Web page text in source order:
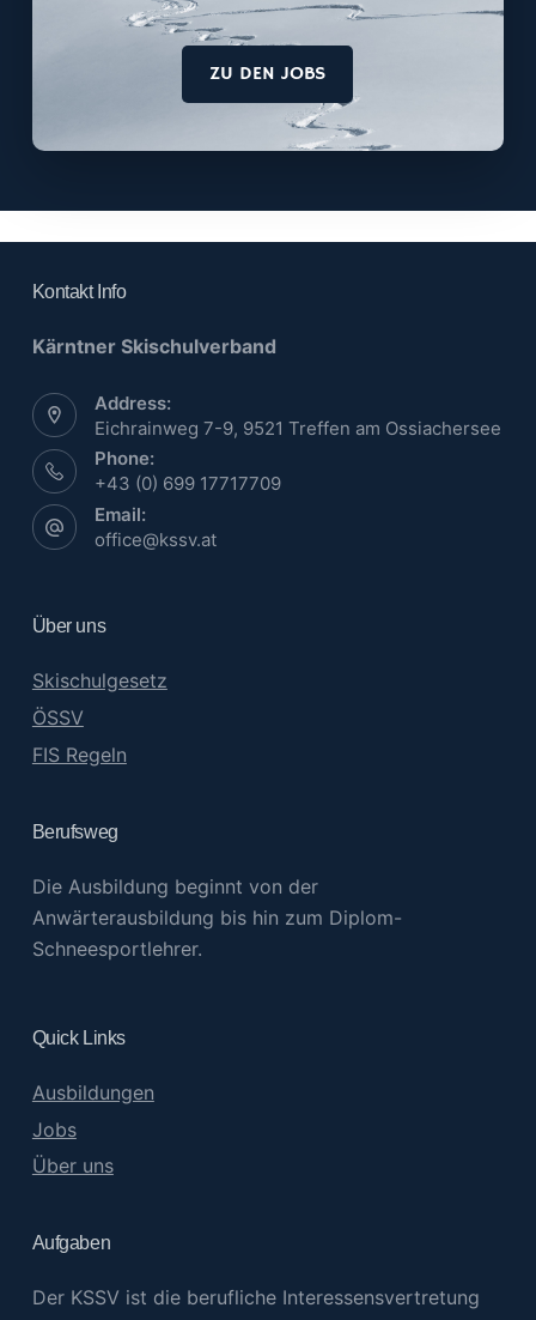
ZU DEN JOBS
Kontakt Info
Kärntner Skischulverband
Address:
Eichrainweg 7-9, 9521 Treffen am Ossiachersee
Phone:
+43 (0) 699 17717709
Email:
office@kssv.at
Über uns
Skischulgesetz
ÖSSV
FIS Regeln
Berufsweg
Die Ausbildung beginnt von der
Anwärterausbildung bis hin zum Diplom-
Schneesportlehrer.
Quick Links
Ausbildungen
Jobs
Über uns
Aufgaben
Der KSSV ist die berufliche Interessensvertretung